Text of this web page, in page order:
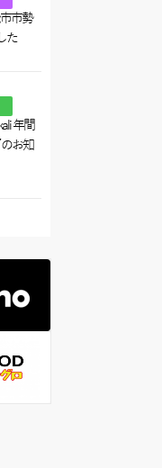
市勢
た
年間
お知